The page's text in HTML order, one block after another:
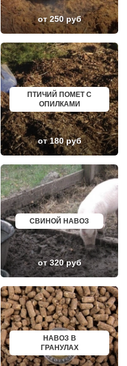
БУГУРУСЛАН
АРТЕМОВСКИЙ
КРАСНОТУРЬИНСК
СЕВЕРСК
ВЕНЕВ
БЕЛОКУРИХА
КОРЯЖМА
ЮРЬЕВ-ПОЛЬСКИЙ
ФУРМАНОВ
НИЖНЕУДИНСК
ШЕЛЕХОВ
УРЖУМ
ЛЕБЕДЯНЬ
ЛЫСКОВО
КАЛАЧИНСК
СОРОЧИНСК
ГОРНОЗАВОДСК
ВЕРХНИЙ ТАГИЛ
КАРПИНСК
БЕЛЕВ
ДОНСКОЙ
СТАРОДУБ
БУТУРЛИНОВКА
ТАЙШЕТ
ГВАРДЕЙСК
СУХИНИЧИ
ОСИННИКИ
МОРОЗОВСК
АЛАПАЕВСК
ИЗОБИЛЬНЫЙ
МОРШАНСК
БУГУЛЬМА
БУИНСК
ЛИХОСЛАВЛЬ
СУВОРОВ
СНЕЖИНСК
ТЫНДА
БИРЮЧ
НОВЫЙ ОСКОЛ
от 250 руб
ПТИЧИЙ ПОМЕТ С
ОПИЛКАМИ
от 180 руб
СВИНОЙ НАВОЗ
от 320 руб
НАВОЗ В
ГРАНУЛАХ